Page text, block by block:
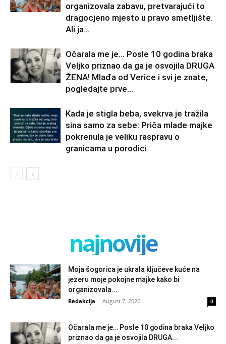
organizovala zabavu, pretvarajući to
dragocjeno mjesto u pravo smetljište.
Ali ja...
Očarala me je… Posle 10 godina braka
Veljko priznao da ga je osvojila DRUGA
ŽENA! Mlađa od Verice i svi je znate,
pogledajte prve...
Kada je stigla beba, svekrva je tražila
sina samo za sebe: Priča mlade majke
pokrenula je veliku raspravu o
granicama u porodici
najnovije
Moja šogorica je ukrala ključeve kuće na
jezeru moje pokojne majke kako bi
organizovala...
Redakcija - August 7, 2026 0
Očarala me je… Posle 10 godina braka Veljko
priznao da ga je osvojila DRUGA...